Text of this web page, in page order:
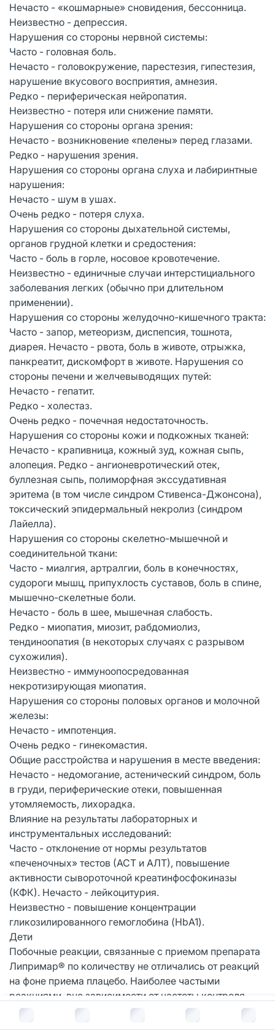
В корзину за руб.
Нечасто - «кошмарные» сновидения, бессонница.
Неизвестно - депрессия.
Нарушения со стороны нервной системы:
Часто - головная боль.
Нечасто - головокружение, парестезия, гипестезия,
нарушение вкусового восприятия, амнезия.
Редко - периферическая нейропатия.
Неизвестно - потеря или снижение памяти.
Нарушения со стороны органа зрения:
Нечасто - возникновение «пелены» перед глазами.
Редко - нарушения зрения.
Нарушения со стороны органа слуха и лабиринтные
нарушения:
Нечасто - шум в ушах.
Очень редко - потеря слуха.
Нарушения со стороны дыхательной системы,
органов грудной клетки и средостения:
Часто - боль в горле, носовое кровотечение.
Неизвестно - единичные случаи интерстициального
заболевания легких (обычно при длительном
применении).
Нарушения со стороны желудочно-кишечного тракта:
Часто - запор, метеоризм, диспепсия, тошнота,
диарея. Нечасто - рвота, боль в животе, отрыжка,
панкреатит, дискомфорт в животе. Нарушения со
стороны печени и желчевыводящих путей:
Нечасто - гепатит.
Редко - холестаз.
Очень редко - почечная недостаточность.
Нарушения со стороны кожи и подкожных тканей:
Нечасто - крапивница, кожный зуд, кожная сыпь,
алопеция. Редко - ангионевротический отек,
буллезная сыпь, полиморфная экссудативная
эритема (в том числе синдром Стивенса-Джонсона),
токсический эпидермальный некролиз (синдром
Лайелла).
Нарушения со стороны скелетно-мышечной и
соединительной ткани:
Часто - миалгия, артралгии, боль в конечностях,
судороги мышц, припухлость суставов, боль в спине,
мышечно-скелетные боли.
Нечасто - боль в шее, мышечная слабость.
Редко - миопатия, миозит, рабдомиолиз,
тендиноопатия (в некоторых случаях с разрывом
сухожилия).
Неизвестно - иммуноопосредованная
некротизирующая миопатия.
Нарушения со стороны половых органов и молочной
железы:
Нечасто - импотенция.
Очень редко - гинекомастия.
Общие расстройства и нарушения в месте введения:
Нечасто - недомогание, астенический синдром, боль
в груди, периферические отеки, повышенная
утомляемость, лихорадка.
Влияние на результаты лабораторных и
инструментальных исследований:
Часто - отклонение от нормы результатов
«печеночных» тестов (АСТ и АЛТ), повышение
активности сывороточной креатинфосфокиназы
(КФК). Нечасто - лейкоцитурия.
Неизвестно - повышение концентрации
гликозилированного гемоглобина (HbA1).
Дети
Побочные реакции, связанные с приемом препарата
Липримар® по количеству не отличались от реакций
на фоне приема плацебо. Наиболее частыми
реакциями, вне зависимости от частоты контроля,
являлись инфекции.